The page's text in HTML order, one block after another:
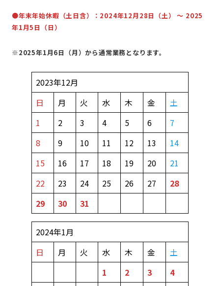
●年末年始休暇（土日含）：2024年12月28日（土） ～ 2025
年1月5日（日）
※2025年1月6日（月）から通常業務となります。
2023年12月
日
月 火 水 木 金
土
1
2 3 4 5 6
7
8
9 10 11 12 13
14
15
16 17 18 19 20
21
22
23 24 25 26 27
28
29
30 31
2024年1月
日
月 火 水 木 金
土
1
2 3
4